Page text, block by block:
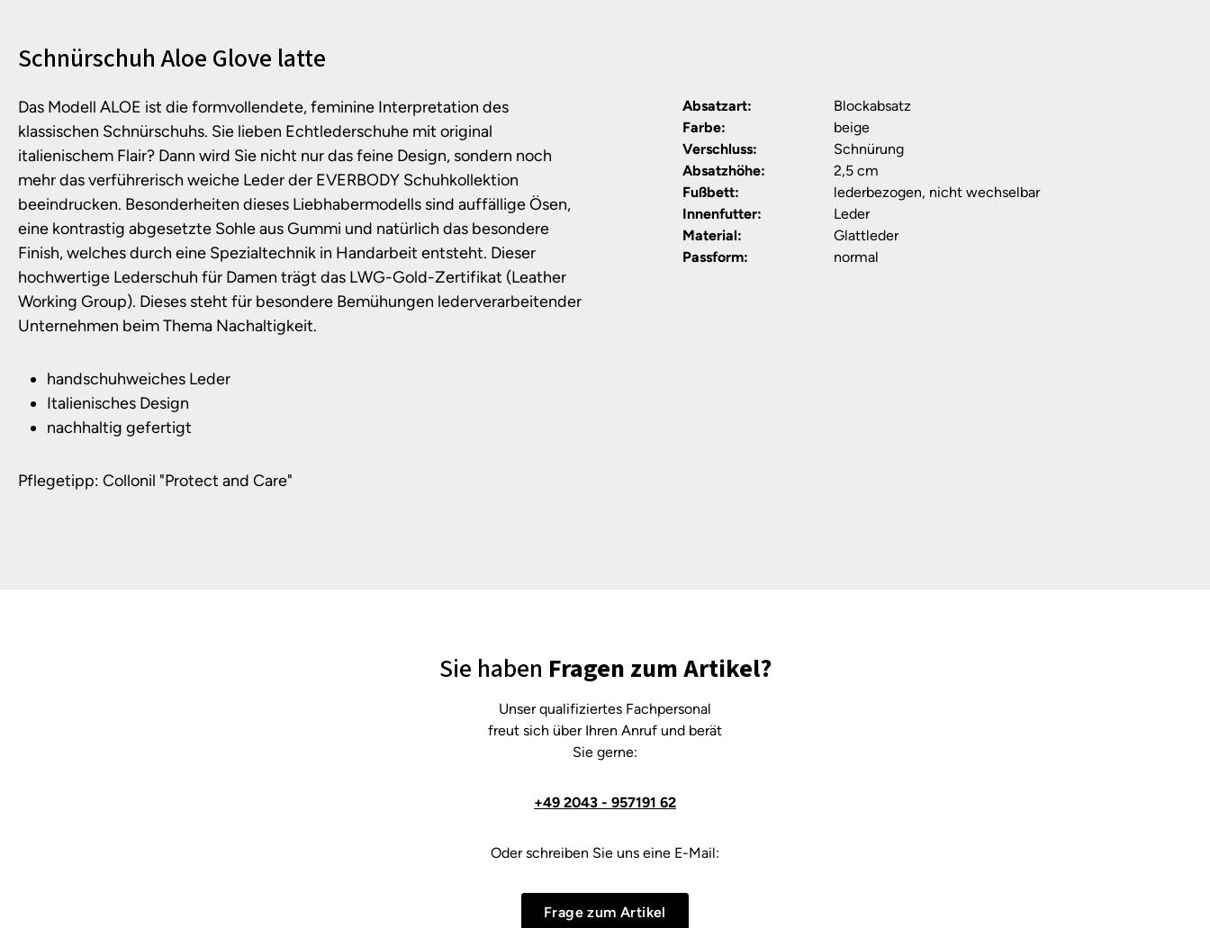
Produktinformationen
Schnürschuh Aloe Glove latte
Das Modell ALOE ist die formvollendete, feminine Interpretation des
klassischen Schnürschuhs. Sie lieben Echtlederschuhe mit original
italienischem Flair? Dann wird Sie nicht nur das feine Design, sondern noch
mehr das verführerisch weiche Leder der EVERBODY Schuhkollektion
beeindrucken. Besonderheiten dieses Liebhabermodells sind auffällige Ösen,
eine kontrastig abgesetzte Sohle aus Gummi und natürlich das besondere
Finish, welches durch eine Spezialtechnik in Handarbeit entsteht. Dieser
hochwertige Lederschuh für Damen trägt das LWG-Gold-Zertifikat (Leather
Working Group). Dieses steht für besondere Bemühungen lederverarbeitender
Unternehmen beim Thema Nachaltigkeit.
handschuhweiches Leder
Italienisches Design
nachhaltig gefertigt
Pflegetipp: Collonil "Protect and Care"
Absatzart:
Blockabsatz
Farbe:
beige
Verschluss:
Schnürung
Absatzhöhe:
2,5 cm
Fußbett:
lederbezogen, nicht wechselbar
Innenfutter:
Leder
Material:
Glattleder
Passform:
normal
Sie haben Fragen zum Artikel?
Unser qualifiziertes Fachpersonal
freut sich über Ihren Anruf und berät
Sie gerne:
+49 2043 - 957191 62
Oder schreiben Sie uns eine E-Mail:
Frage zum Artikel